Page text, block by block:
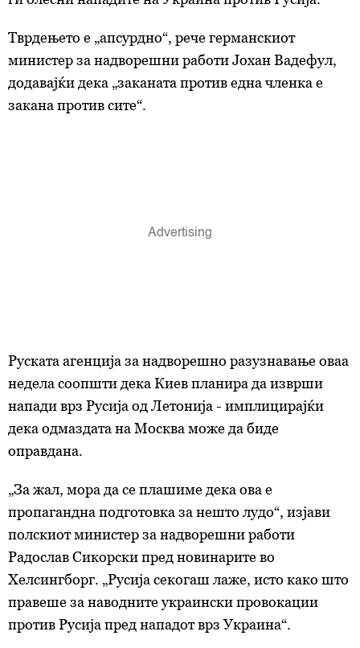
Тврдењето е „апсурдно“, рече германскиот
министер за надворешни работи Јохан Вадефул,
додавајќи дека „заканата против една членка е
закана против сите“.
Руската агенција за надворешно разузнавање оваа
недела соопшти дека Киев планира да изврши
напади врз Русија од Летонија - имплицирајќи
дека одмаздата на Москва може да биде
оправдана.
„За жал, мора да се плашиме дека ова е
пропагандна подготовка за нешто лудо“, изјави
полскиот министер за надворешни работи
Радослав Сикорски пред новинарите во
Хелсингборг. „Русија секогаш лаже, исто како што
правеше за наводните украински провокации
против Русија пред нападот врз Украина“.